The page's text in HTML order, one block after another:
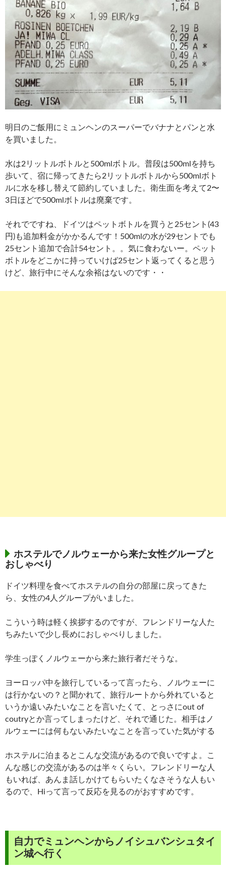
明日のご飯用にミュンヘンのスーパーでバナナとパンと水
を買いました。
水は2リットルボトルと500mlボトル。普段は500mlを持ち
歩いて、宿に帰ってきたら2リットルボトルから500mlボト
ルに水を移し替えて節約していました。衛生面を考えて2〜
3日ほどで500mlボトルは廃棄です。
それでですね、ドイツはペットボトルを買うと25セント(43
円)も追加料金がかかるんです！500mlの水が29セントでも
25セント追加で合計54セント。。気に食わないー。ペット
ボトルをどこかに持っていけば25セント返ってくると思う
けど、旅行中にそんな余裕はないのです・・
ホステルでノルウェーから来た女性グループと
おしゃべり
ドイツ料理を食べてホステルの自分の部屋に戻ってきた
ら、女性の4人グループがいました。
こういう時は軽く挨拶するのですが、フレンドリーな人た
ちみたいで少し長めにおしゃべりしました。
学生っぽくノルウェーから来た旅行者だそうな。
ヨーロッパ中を旅行しているって言ったら、ノルウェーに
は行かないの？と聞かれて、旅行ルートから外れていると
いうか遠いみたいなことを言いたくて、とっさにout of
coutryとか言ってしまったけど、それで通じた。相手はノ
ルウェーには何もないみたいなことを言っていた気がする
ホステルに泊まるとこんな交流があるので良いですよ。こ
んな感じの交流があるのは半々くらい。フレンドリーな人
もいれば、あんま話しかけてもらいたくなさそうな人もい
るので、Hiって言って反応を見るのがおすすめです。
自力でミュンヘンからノイシュバンシュタイ
ン城へ行く